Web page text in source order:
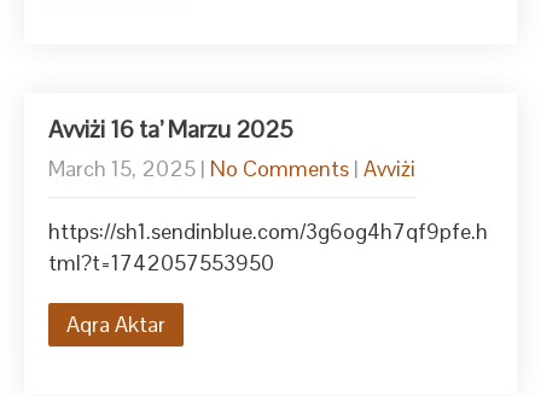
Avviżi 16 ta’ Marzu 2025
March 15, 2025 | No Comments | Avviżi
https://sh1.sendinblue.com/3g6og4h7qf9pfe.h
tml?t=1742057553950
Aqra Aktar